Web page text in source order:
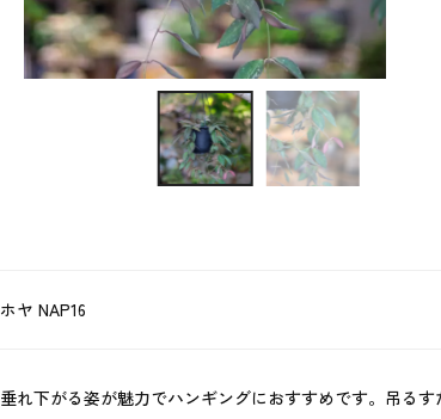
ホヤ NAP16
垂れ下がる姿が魅力でハンギングにおすすめです。吊る